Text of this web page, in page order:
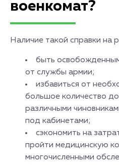
военкомат?
Наличие такой справки на
быть
от службы армии;
избавиться от
большое количество
различными
под кабинетами;
сэкономить на
пройти медицинскую
многочисленными